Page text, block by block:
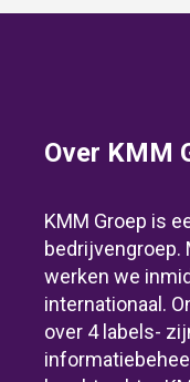
Over KMM
KMM Groep is
bedrijvengroep.
werken we
internationaal.
over 4 labels-